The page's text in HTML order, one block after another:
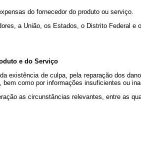
do fornecedor do produto ou serviço.
a União, os Estados, o Distrito Federal e
e do Serviço
de culpa, pela reparação dos
como por informações insuficientes ou
as circunstâncias relevantes, entre as